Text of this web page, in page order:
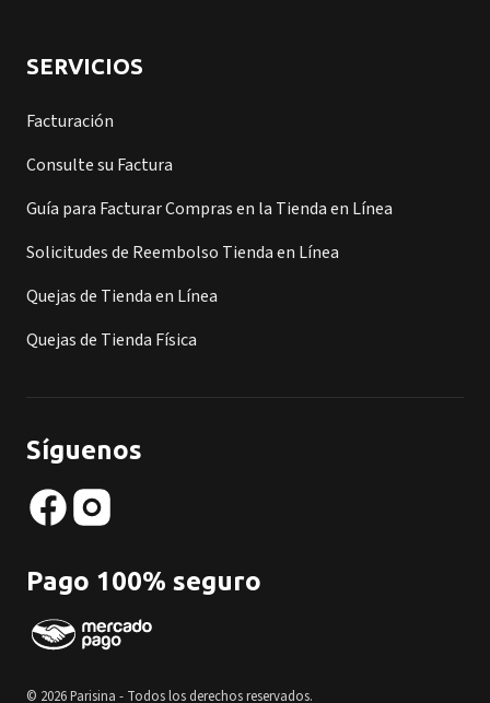
SERVICIOS
Facturación
Consulte su Factura
Guía para Facturar Compras en la Tienda en Línea
Solicitudes de Reembolso Tienda en Línea
Quejas de Tienda en Línea
Quejas de Tienda Física
Síguenos
Pago 100% seguro
© 2026 Parisina - Todos los derechos reservados.